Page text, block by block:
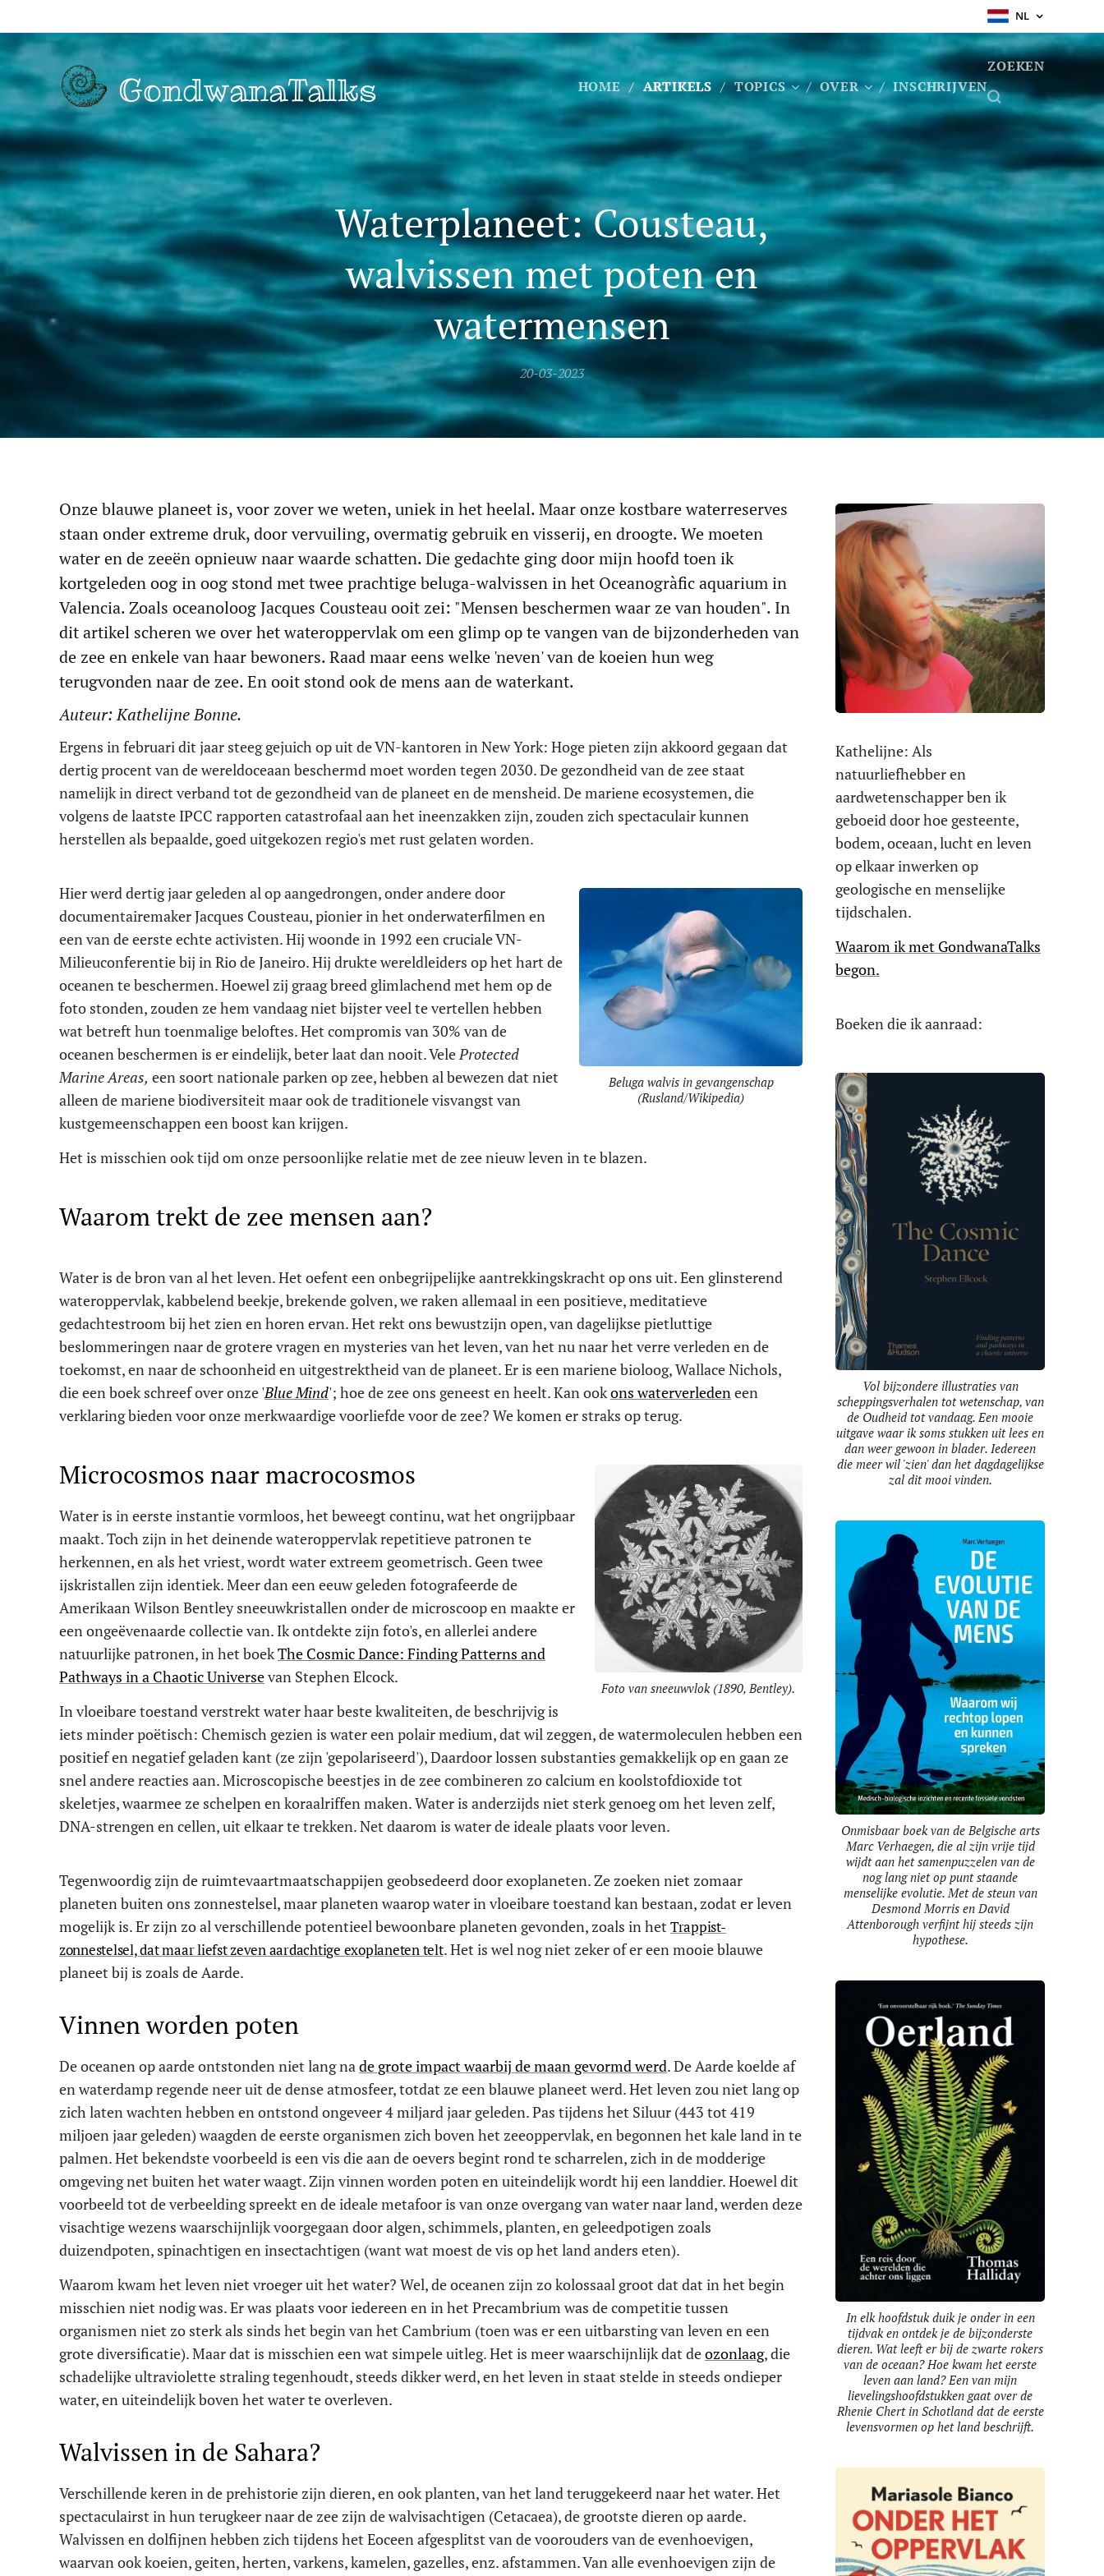
NL
GondwanaTalks HOME ARTIKELS TOPICS OVER INSCHRIJVEN
ZOEKEN
Waterplaneet: Cousteau,
walvissen met poten en
watermensen
20-03-2023
Onze blauwe planeet is, voor zover we weten, uniek in het heelal. Maar onze kostbare waterreserves
staan onder extreme druk, door vervuiling, overmatig gebruik en visserij, en droogte. We moeten
water en de zeeën opnieuw naar waarde schatten. Die gedachte ging door mijn hoofd toen ik
kortgeleden oog in oog stond met twee prachtige beluga-walvissen in het Oceanogràfic aquarium in
Valencia. Zoals oceanoloog Jacques Cousteau ooit zei: "Mensen beschermen waar ze van houden". In
dit artikel scheren we over het wateroppervlak om een glimp op te vangen van de bijzonderheden van
de zee en enkele van haar bewoners. Raad maar eens welke 'neven' van de koeien hun weg
terugvonden naar de zee. En ooit stond ook de mens aan de waterkant.
Auteur: Kathelijne Bonne.
Ergens in februari dit jaar steeg gejuich op uit de VN-kantoren in New York: Hoge pieten zijn akkoord gegaan dat
dertig procent van de wereldoceaan beschermd moet worden tegen 2030. De gezondheid van de zee staat
namelijk in direct verband tot de gezondheid van de planeet en de mensheid. De mariene ecosystemen, die
volgens de laatste IPCC rapporten catastrofaal aan het ineenzakken zijn, zouden zich spectaculair kunnen
herstellen als bepaalde, goed uitgekozen regio's met rust gelaten worden.
Beluga walvis in gevangenschap
(Rusland/Wikipedia)
Hier werd dertig jaar geleden al op aangedrongen, onder andere door
documentairemaker Jacques Cousteau, pionier in het onderwaterfilmen en
een van de eerste echte activisten. Hij woonde in 1992 een cruciale VN-
Milieuconferentie bij in Rio de Janeiro. Hij drukte wereldleiders op het hart de
oceanen te beschermen. Hoewel zij graag breed glimlachend met hem op de
foto stonden, zouden ze hem vandaag niet bijster veel te vertellen hebben
wat betreft hun toenmalige beloftes. Het compromis van 30% van de
oceanen beschermen is er eindelijk, beter laat dan nooit. VeleProtected
Marine Areas, een soort nationale parken op zee, hebben al bewezen dat niet
alleen de mariene biodiversiteit maar ook de traditionele visvangst van
kustgemeenschappen een boost kan krijgen.
Het is misschien ook tijd om onze persoonlijke relatie met de zee nieuw leven in te blazen.
Waarom trekt de zee mensen aan?
Water is de bron van al het leven. Het oefent een onbegrijpelijke aantrekkingskracht op ons uit. Een glinsterend
wateroppervlak, kabbelend beekje, brekende golven, we raken allemaal in een positieve, meditatieve
gedachtestroom bij het zien en horen ervan. Het rekt ons bewustzijn open, van dagelijkse pietluttige
beslommeringen naar de grotere vragen en mysteries van het leven, van het nu naar het verre verleden en de
toekomst, en naar de schoonheid en uitgestrektheid van de planeet. Er is een mariene bioloog, Wallace Nichols,
die een boek schreef over onze 'Blue Mind'; hoe de zee ons geneest en heelt. Kan ookons waterverledeneen
verklaring bieden voor onze merkwaardige voorliefde voor de zee? We komen er straks op terug.
Foto van sneeuwvlok (1890, Bentley).
Microcosmos naar macrocosmos
Water is in eerste instantie vormloos, het beweegt continu, wat het ongrijpbaar
maakt. Toch zijn in het deinende wateroppervlak repetitieve patronen te
herkennen, en als het vriest, wordt water extreem geometrisch. Geen twee
ijskristallen zijn identiek. Meer dan een eeuw geleden fotografeerde de
Amerikaan Wilson Bentley sneeuwkristallen onder de microscoop en maakte er
een ongeëvenaarde collectie van. Ik ontdekte zijn foto's, en allerlei andere
natuurlijke patronen, in het boekThe Cosmic Dance: Finding Patterns and
Pathways in a Chaotic Universevan Stephen Elcock.
In vloeibare toestand verstrekt water haar beste kwaliteiten, de beschrijvig is
iets minder poëtisch: Chemisch gezien is water een polair medium, dat wil zeggen, de watermoleculen hebben een
positief en negatief geladen kant (ze zijn 'gepolariseerd'), Daardoor lossen substanties gemakkelijk op en gaan ze
snel andere reacties aan. Microscopische beestjes in de zee combineren zo calcium en koolstofdioxide tot
skeletjes, waarmee ze schelpen en koraalriffen maken. Water is anderzijds niet sterk genoeg om het leven zelf,
DNA-strengen en cellen, uit elkaar te trekken. Net daarom is water de ideale plaats voor leven.
Tegenwoordig zijn de ruimtevaartmaatschappijen geobsedeerd door exoplaneten. Ze zoeken niet zomaar
planeten buiten ons zonnestelsel, maar planeten waarop water in vloeibare toestand kan bestaan, zodat er leven
mogelijk is. Er zijn zo al verschillende potentieel bewoonbare planeten gevonden, zoals in het Trappist-
zonnestelsel, dat maar liefst zeven aardachtige exoplaneten telt. Het is wel nog niet zeker of er een mooie blauwe
planeet bij is zoals de Aarde.
Vinnen worden poten
De oceanen op aarde ontstonden niet lang nade grote impact waarbij de maan gevormd werd. De Aarde koelde af
en waterdamp regende neer uit de dense atmosfeer, totdat ze een blauwe planeet werd. Het leven zou niet lang op
zich laten wachten hebben en ontstond ongeveer 4 miljard jaar geleden. Pas tijdens het Siluur (443 tot 419
miljoen jaar geleden) waagden de eerste organismen zich boven het zeeoppervlak, en begonnen het kale land in te
palmen. Het bekendste voorbeeld is een vis die aan de oevers begint rond te scharrelen, zich in de modderige
omgeving net buiten het water waagt. Zijn vinnen worden poten en uiteindelijk wordt hij een landdier. Hoewel dit
voorbeeld tot de verbeelding spreekt en de ideale metafoor is van onze overgang van water naar land, werden deze
visachtige wezens waarschijnlijk voorgegaan door algen, schimmels, planten, en geleedpotigen zoals
duizendpoten, spinachtigen en insectachtigen (want wat moest de vis op het land anders eten).
Waarom kwam het leven niet vroeger uit het water? Wel, de oceanen zijn zo kolossaal groot dat dat in het begin
misschien niet nodig was. Er was plaats voor iedereen en in het Precambrium was de competitie tussen
organismen niet zo sterk als sinds het begin van het Cambrium (toen was er een uitbarsting van leven en een
grote diversificatie). Maar dat is misschien een wat simpele uitleg. Het is meer waarschijnlijk dat deozonlaag, die
schadelijke ultraviolette straling tegenhoudt, steeds dikker werd, en het leven in staat stelde in steeds ondieper
water, en uiteindelijk boven het water te overleven.
Walvissen in de Sahara?
Verschillende keren in de prehistorie zijn dieren, en ook planten, van het land teruggekeerd naar het water. Het
spectaculairst in hun terugkeer naar de zee zijn de walvisachtigen (Cetacaea), de grootste dieren op aarde.
Walvissen en dolfijnen hebben zich tijdens het Eoceen afgesplitst van de voorouders van de evenhoevigen,
waarvan ook koeien, geiten, herten, varkens, kamelen, gazelles, enz. afstammen. Van alle evenhoevigen zijn de
Kathelijne: Als
natuurliefhebber en
aardwetenschapper ben ik
geboeid door hoe gesteente,
bodem, oceaan, lucht en leven
op elkaar inwerken op
geologische en menselijke
tijdschalen.
Waarom ik met GondwanaTalks
begon.
Boeken die ik aanraad:
Vol bijzondere illustraties van
scheppingsverhalen tot wetenschap, van
de Oudheid tot vandaag. Een mooie
uitgave waar ik soms stukken uit lees en
dan weer gewoon in blader. Iedereen
die meer wil 'zien' dan het dagdagelijkse
zal dit mooi vinden.
Onmisbaar boek van de Belgische arts
Marc Verhaegen, die al zijn vrije tijd
wijdt aan het samenpuzzelen van de
nog lang niet op punt staande
menselijke evolutie. Met de steun van
Desmond Morris en David
Attenborough verfijnt hij steeds zijn
hypothese.
In elk hoofdstuk duik je onder in een
tijdvak en ontdek je de bijzonderste
dieren. Wat leeft er bij de zwarte rokers
van de oceaan? Hoe kwam het eerste
leven aan land? Een van mijn
lievelingshoofdstukken gaat over de
Rhenie Chert in Schotland dat de eerste
levensvormen op het land beschrijft.